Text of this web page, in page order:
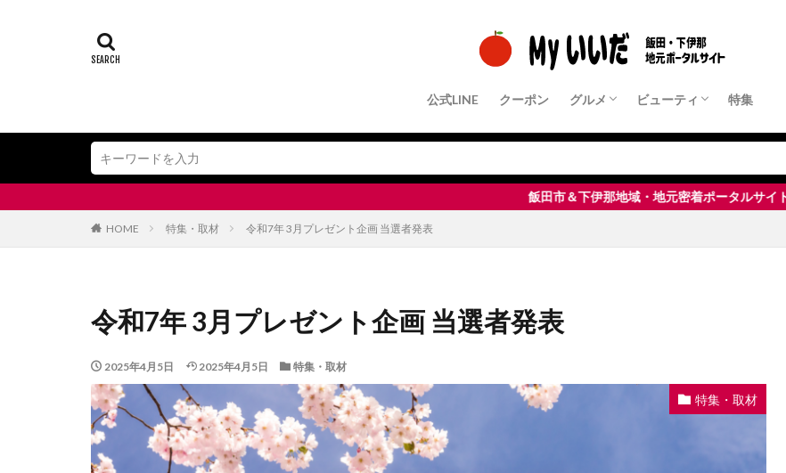
公式LINE クーポン グルメ
クーポン店舗
パン・モーニング
ランチ
中華・ラーメン
和食・定食屋
洋食
フレンチ・イタリアンなど
居酒屋・Bar
すきやき・しゃぶしゃぶ・鉄板焼き
焼肉
ピザ・パスタ
カフェ・スイーツ
その他
ビューティ
クーポン店舗
ヘアサロン
ネイル・まつ毛サロン
エステサロン
脱毛サロン
整体・リラクゼーション
特集
飯田市＆下伊那地域・地元密着ポータルサイト「 Myいいだ 」
HOME 特集・取材 令和7年 3月プレゼント企画 当選者発表
令和7年 3月プレゼント企画 当選者発表
2025年4月5日 2025年4月5日 特集・取材
特集・取材